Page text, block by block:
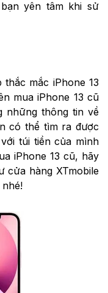
yên tâm khi sử
thắc mắc iPhone 13
mua iPhone 13 cũ
những thông tin về
có thể tìm ra được
túi tiền của mình
iPhone 13 cũ, hãy
cửa hàng XTmobile